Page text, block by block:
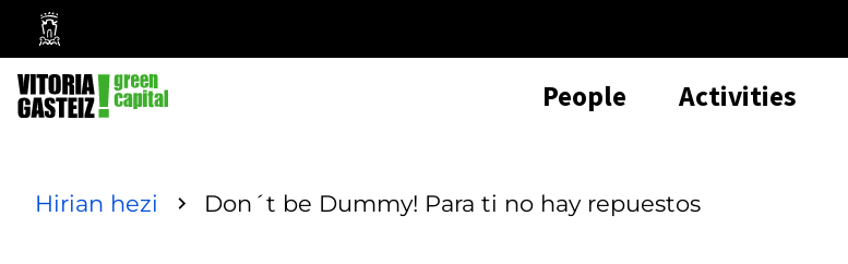
Vitoria-
Gasteiz
City
Council
People Activities
Hirian hezi Don´t be Dummy! Para ti no hay repuestos